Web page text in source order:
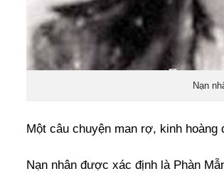
Nạn
Một câu chuyện man rợ, kinh
Nạn nhân được xác định là Phàn